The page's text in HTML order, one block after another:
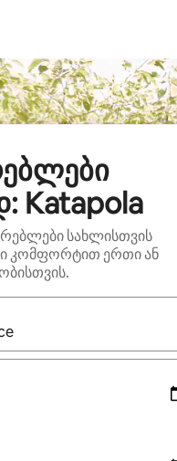
Katapola
სახლისთვის
კომფორტით ერთი ან
გახდება,